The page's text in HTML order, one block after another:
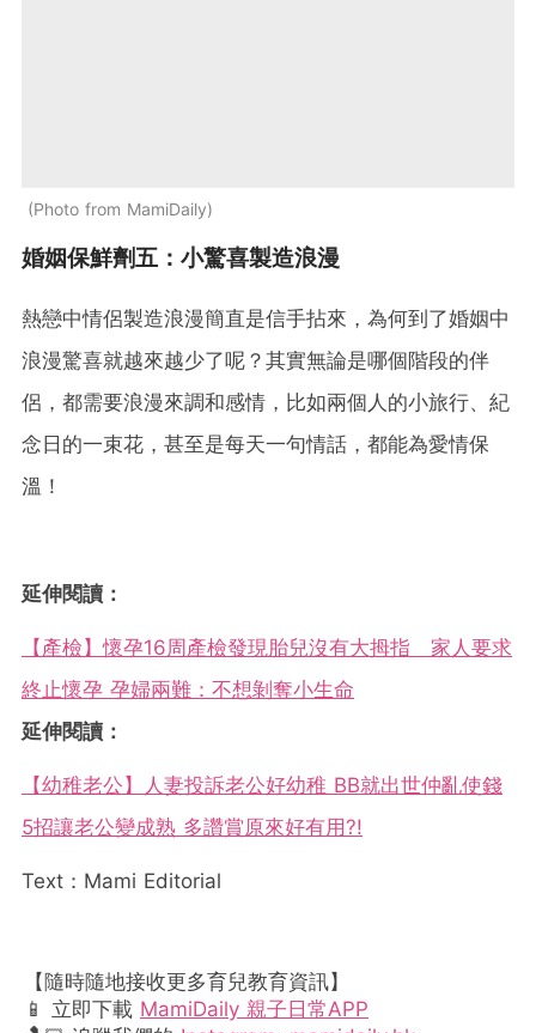
Photo from MamiDaily
婚姻保鮮劑五：小驚喜製造浪漫
熱戀中情侶製造浪漫簡直是信手拈來，為何到了婚姻中
浪漫驚喜就越來越少了呢？其實無論是哪個階段的伴
侶，都需要浪漫來調和感情，比如兩個人的小旅行、紀
念日的一束花，甚至是每天一句情話，都能為愛情保
溫！
延伸閱讀：
【產檢】懷孕16周產檢發現胎兒沒有大拇指 家人要求
終止懷孕 孕婦兩難：不想剝奪小生命
延伸閱讀：
【幼稚老公】人妻投訴老公好幼稚 BB就出世仲亂使錢
5招讓老公變成熟 多讚賞原來好有用?!
Text：Mami Editorial
【隨時隨地接收更多育兒教育資訊】
📱 立即下載 MamiDaily 親子日常APP